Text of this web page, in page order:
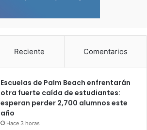
Reciente Comentarios
Escuelas de Palm Beach enfrentarán
otra fuerte caída de estudiantes:
esperan perder 2,700 alumnos este
año
Hace 3 horas